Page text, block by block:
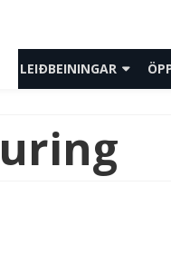
LEIÐBEININGAR
LEIÐBEININGAR NEMENDUR
LEIÐBEININGAR FORELDRAR